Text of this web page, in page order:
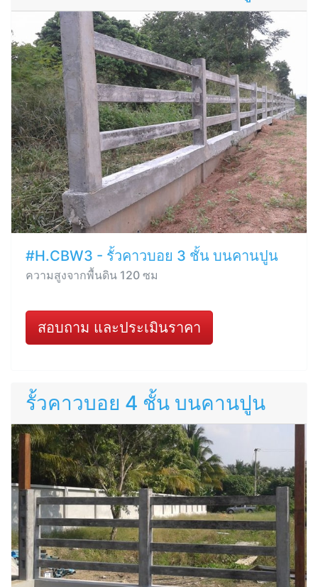
#H.CBW3 - รั้วคาวบอย 3 ชั้น บนคานปูน
ความสูงจากพื้นดิน 120 ซม
สอบถาม และประเมินราคา
รั้วคาวบอย 4 ชั้น บนคานปูน